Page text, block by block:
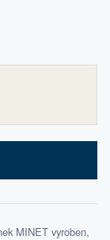
MINET vyroben,